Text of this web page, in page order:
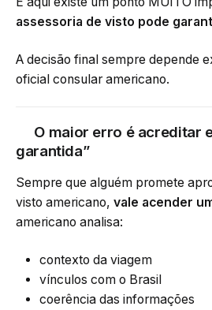
assessoria de visto pode
A decisão final sempre depende
oficial consular americano.
O maior erro é acreditar
garantida”
Sempre que alguém promete
visto americano, vale acender
americano analisa:
contexto da viagem
vínculos com o Brasil
coerência das informações